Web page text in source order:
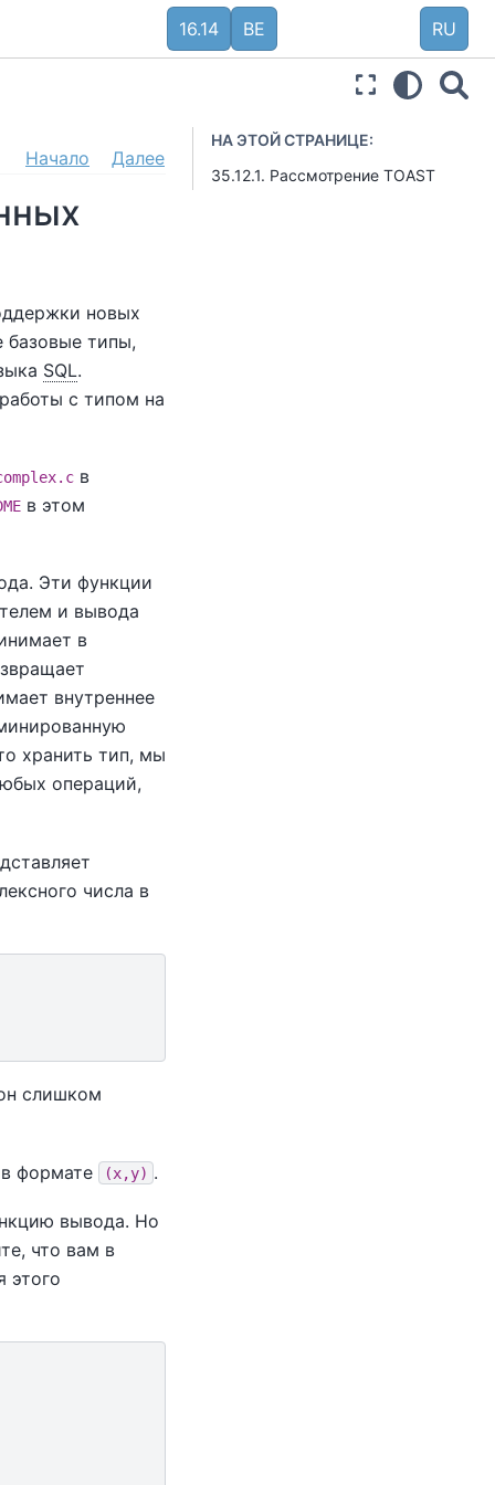
16.14 BE RU
НА ЭТОЙ СТРАНИЦЕ:
35.12.1. Рассмотрение TOAST
Начало Далее
новых
базовые типы,
SQL.
с типом на
в
в этом
Эти функции
и вывода
в
внутреннее
хранить тип, мы
операций,
числа в
слишком
формате (x,y) .
вывода. Но
что вам в
этого